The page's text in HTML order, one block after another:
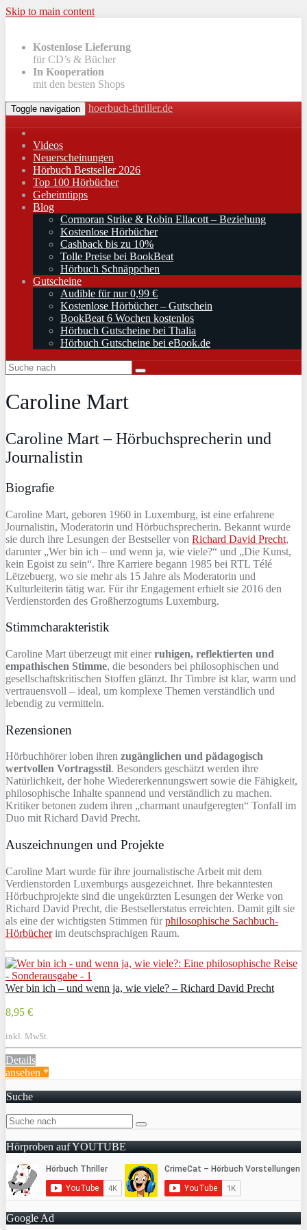
Skip to main content
Kostenlose Lieferung
für CD’s & Bücher
In Kooperation
mit den besten Shops
Toggle navigation hoerbuch-thriller.de
Videos
Neuerscheinungen
Hörbuch Bestseller 2026
Top 100 Hörbücher
Geheimtipps
Blog
Cormoran Strike & Robin Ellacott – Beziehung
Kostenlose Hörbücher
Cashback bis zu 10%
Tolle Preise bei BookBeat
Hörbuch Schnäppchen
Gutscheine
Audible für nur 0,99 €
Kostenlose Hörbücher – Gutschein
BookBeat 6 Wochen kostenlos
Hörbuch Gutscheine bei Thalia
Hörbuch Gutscheine bei eBook.de
Caroline Mart
Caroline Mart – Hörbuchsprecherin und
Journalistin
Biografie
Caroline Mart, geboren 1960 in Luxemburg, ist eine erfahrene
Journalistin, Moderatorin und Hörbuchsprecherin. Bekannt wurde
sie durch ihre Lesungen der Bestseller von Richard David Precht,
darunter „Wer bin ich – und wenn ja, wie viele?“ und „Die Kunst,
kein Egoist zu sein“. Ihre Karriere begann 1985 bei RTL Télé
Lëtzebuerg, wo sie mehr als 15 Jahre als Moderatorin und
Kulturleiterin tätig war. Für ihr Engagement erhielt sie 2016 den
Verdienstorden des Großherzogtums Luxemburg.
Stimmcharakteristik
Caroline Mart überzeugt mit einerruhigen, reflektierten und
empathischen Stimme, die besonders bei philosophischen und
gesellschaftskritischen Stoffen glänzt. Ihr Timbre ist klar, warm und
vertrauensvoll – ideal, um komplexe Themen verständlich und
lebendig zu vermitteln.
Rezensionen
Hörbuchhörer loben ihren zugänglichen und pädagogisch
wertvollen Vortragsstil. Besonders geschätzt werden ihre
Natürlichkeit, der hohe Wiedererkennungswert sowie die Fähigkeit,
philosophische Inhalte spannend und verständlich zu machen.
Kritiker betonen zudem ihren „charmant unaufgeregten“ Tonfall im
Duo mit Richard David Precht.
Auszeichnungen und Projekte
Caroline Mart wurde für ihre journalistische Arbeit mit dem
Verdienstorden Luxemburgs ausgezeichnet. Ihre bekanntesten
Hörbuchprojekte sind die ungekürzten Lesungen der Werke von
Richard David Precht, die Bestsellerstatus erreichten. Damit gilt sie
als eine der wichtigsten Stimmen fürphilosophische Sachbuch-
Hörbücherim deutschsprachigen Raum.
Wer bin ich – und wenn ja, wie viele? – Richard David Precht
8,95 €
inkl. MwSt.
Details
ansehen *
Suche
Hörproben auf YOUTUBE
Google Ad